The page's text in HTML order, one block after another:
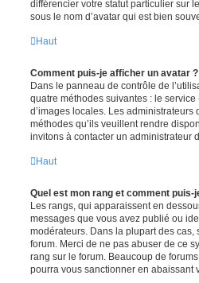
différencier votre statut particulier sur
sous le nom d’avatar qui est bien
Haut
Comment puis-je afficher un avatar ?
Dans le panneau de contrôle de
quatre méthodes suivantes : le
d’images locales. Les
méthodes qu’ils veuillent rendre
invitons à contacter un administrateur
Haut
Quel est mon rang et comment puis-
Les rangs, qui apparaissent en
messages que vous avez publié ou
modérateurs. Dans la plupart des
forum. Merci de ne pas abuser de ce
rang sur le forum. Beaucoup de
pourra vous sanctionner en abaissant